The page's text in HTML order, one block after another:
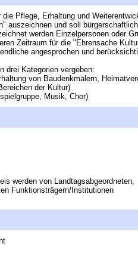
Pflege, Erhaltung und
auszeichnen und soll
werden Einzelpersonen oder
Zeitraum für die "Ehrensache
angesprochen und
drei Kategorien vergeben:
von Baudenkmälern,
der Kultur)
Musik, Chor)
werden von Landtagsabgeordneten,
Funktionsträgern/Institutionen